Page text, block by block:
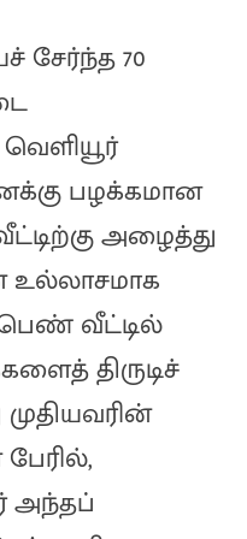
சேர்ந்த 70
பழக்கமான
அழைத்து
உல்லாசமாக
வீட்டில்
திருடிச்
முதியவரின்
அந்தப்